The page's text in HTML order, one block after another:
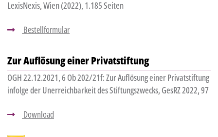
LexisNexis, Wien (2022), 1.185 Seiten
Bestellformular
Zur Auflösung einer Privatstiftung
OGH 22.12.2021, 6 Ob 202/21f: Zur Auflösung einer Privatstiftung
infolge der Unerreichbarkeit des Stiftungszwecks, GesRZ 2022, 97
Download